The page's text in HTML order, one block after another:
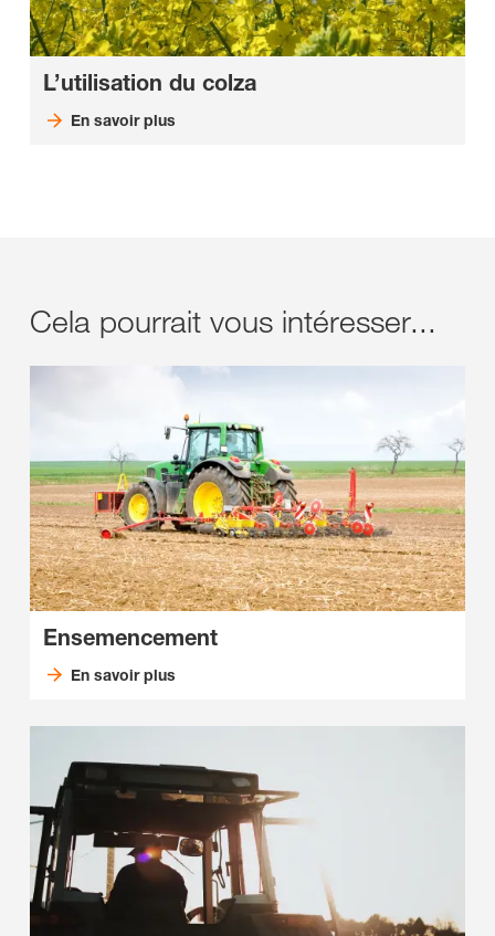
L’utilisation du colza
En savoir plus
Cela pourrait vous intéresser...
Ensemencement
En savoir plus